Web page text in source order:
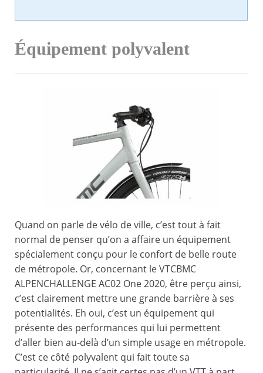
Équipement polyvalent
Quand on parle de vélo de ville, c’est tout à fait
normal de penser qu’on a affaire un équipement
spécialement conçu pour le confort de belle route
de métropole. Or, concernant le VTCBMC
ALPENCHALLENGE AC02 One 2020, être perçu ainsi,
c’est clairement mettre une grande barrière à ses
potentialités. Eh oui, c’est un équipement qui
présente des performances qui lui permettent
d’aller bien au-delà d’un simple usage en métropole.
C’est ce côté polyvalent qui fait toute sa